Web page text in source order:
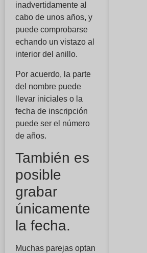
inadvertidamente al
cabo de unos años, y
puede comprobarse
echando un vistazo al
interior del anillo.
Por acuerdo, la parte
del nombre puede
llevar iniciales o la
fecha de inscripción
puede ser el número
de años.
También es
posible
grabar
únicamente
la fecha.
Muchas parejas optan